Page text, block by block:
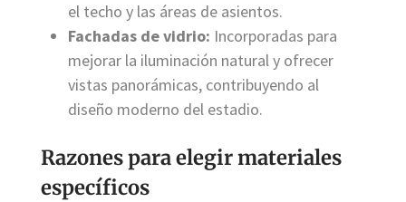
el techo y las áreas de asientos.
Fachadas de vidrio: Incorporadas para
mejorar la iluminación natural y ofrecer
vistas panorámicas, contribuyendo al
diseño moderno del estadio.
Razones para elegir materiales
específicos